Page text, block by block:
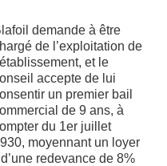
demande à être
de l’exploitation de
et le
accepte de lui
un premier bail
de 9 ans, à
du 1er juillet
moyennant un loyer
redevance de 8%